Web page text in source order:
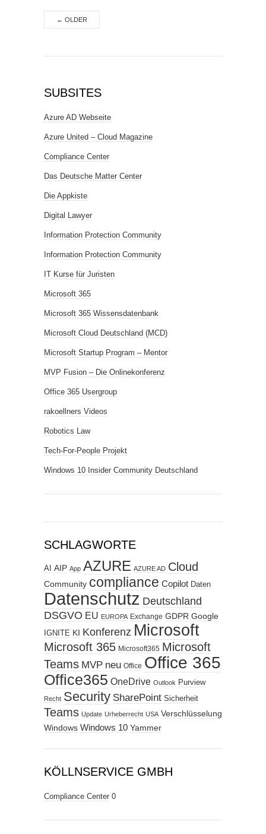
← OLDER
SUBSITES
Azure AD Webseite
Azure United – Cloud Magazine
Compliance Center
Das Deutsche Matter Center
Die Appkiste
Digital Lawyer
Information Protection Community
Information Protection Community
IT Kurse für Juristen
Microsoft 365
Microsoft 365 Wissensdatenbank
Microsoft Cloud Deutschland (MCD)
Microsoft Startup Program – Mentor
MVP Fusion – Die Onlinekonferenz
Office 365 Usergroup
rakoellners Videos
Robotics Law
Tech-For-People Projekt
Windows 10 Insider Community Deutschland
SCHLAGWORTE
AI AIP App AZURE AZURE AD Cloud
Community compliance Copilot Daten
Datenschutz Deutschland
DSGVO EU EUROPA Exchange GDPR Google
IGNITE KI Konferenz Microsoft
Microsoft 365 Microsoft365 Microsoft
Teams MVP neu Office Office 365
Office365 OneDrive Outlook Purview
Recht Security SharePoint Sicherheit
Teams Update Urheberrecht USA Verschlüsselung
Windows Windows 10 Yammer
KÖLLNSERVICE GMBH
Compliance Center 0